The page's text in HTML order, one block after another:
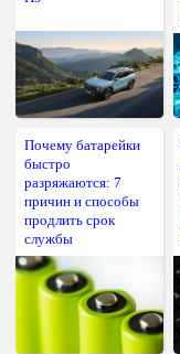
Почему батарейки
быстро
разряжаются: 7
причин и способы
продлить срок
службы